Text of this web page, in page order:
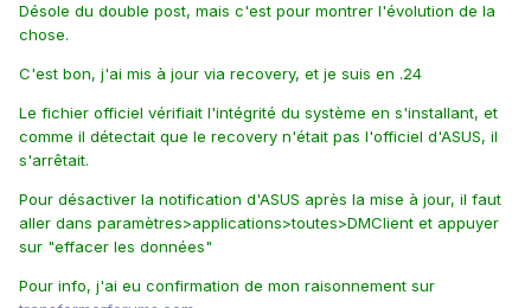
Désole du double post, mais c'est pour montrer l'évolution de la
chose.
C'est bon, j'ai mis à jour via recovery, et je suis en .24
Le fichier officiel vérifiait l'intégrité du système en s'installant, et
comme il détectait que le recovery n'était pas l'officiel d'ASUS, il
s'arrêtait.
Pour désactiver la notification d'ASUS après la mise à jour, il faut
aller dans paramètres>applications>toutes>DMClient et appuyer
sur "effacer les données"
Pour info, j'ai eu confirmation de mon raisonnement sur